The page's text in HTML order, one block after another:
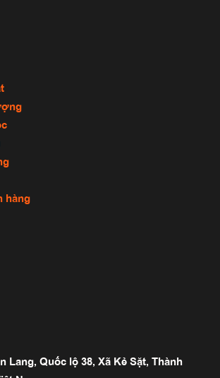
hàng
Lang, Quốc lộ 38, Xã Kẻ Sặt, Thành